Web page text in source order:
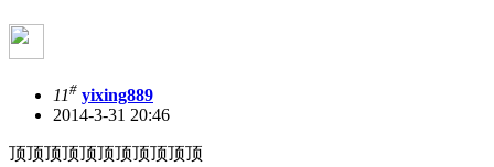
11# yixing889
2014-3-31 20:46
顶顶顶顶顶顶顶顶顶顶顶